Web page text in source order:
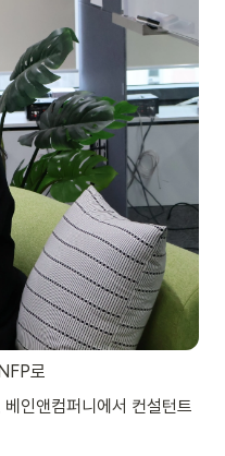
로
인앤컴퍼니에서 컨설턴트